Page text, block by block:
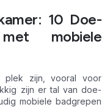
10 Doe-
mobiele
plek zijn, vooral voor
zijn er tal van doe-
mobiele badgrepen